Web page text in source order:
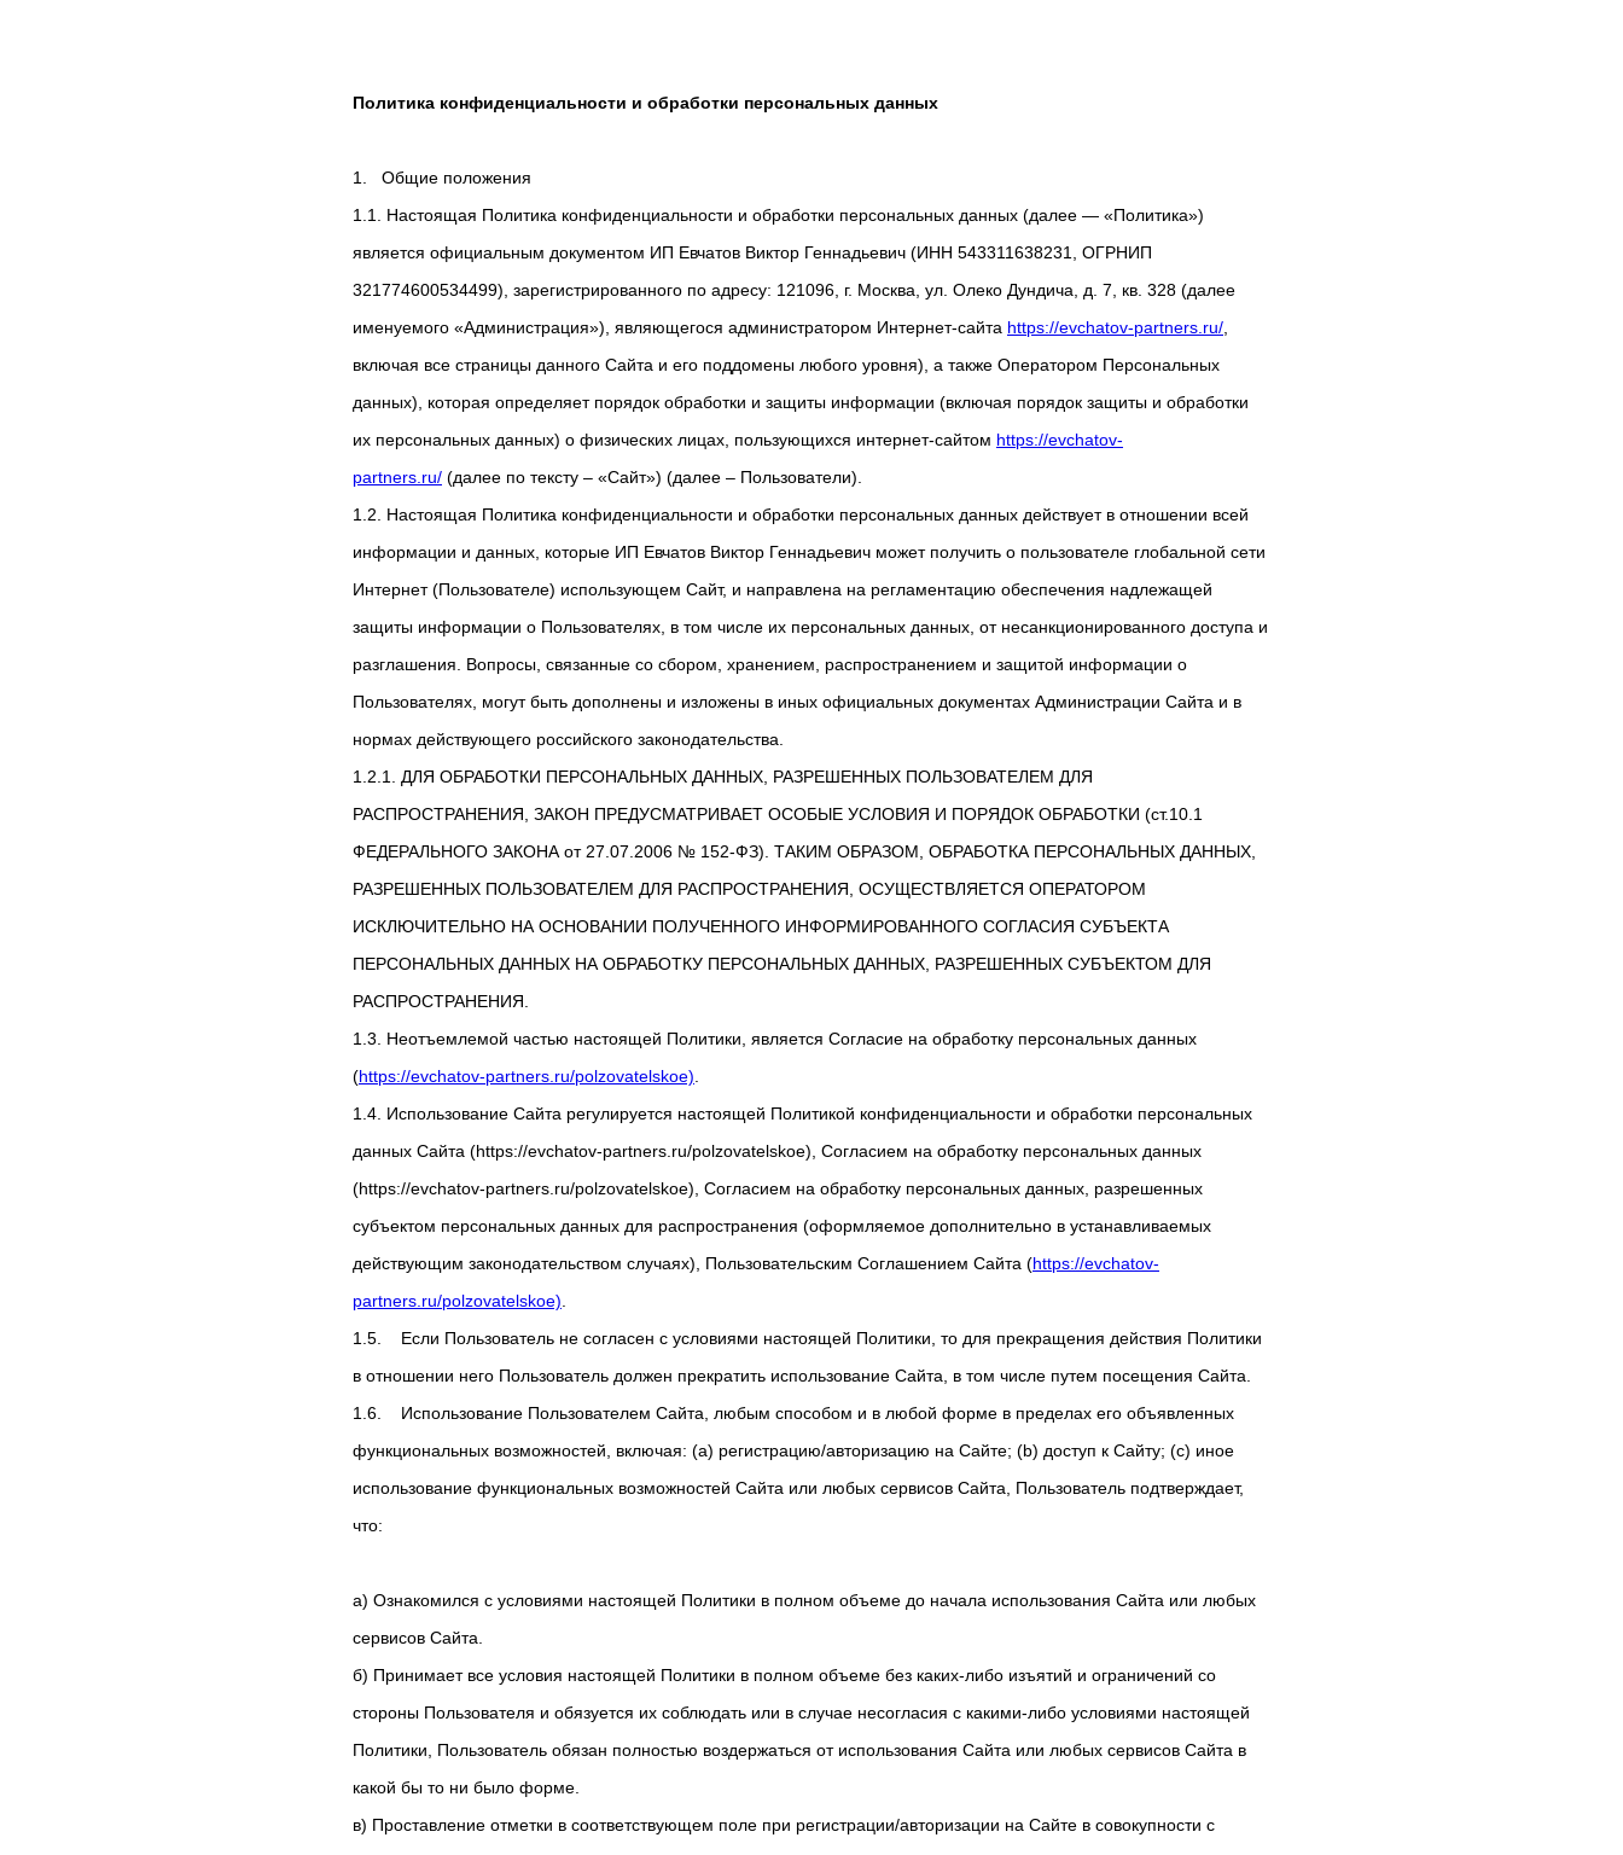
Политика конфиденциальности и обработки персональных данных
1. Общие положения
1.1. Настоящая Политика конфиденциальности и обработки персональных данных (далее — «Политика»)
является официальным документом ИП Евчатов Виктор Геннадьевич (ИНН 543311638231, ОГРНИП
321774600534499), зарегистрированного по адресу: 121096, г. Москва, ул. Олеко Дундича, д. 7, кв. 328 (далее
именуемого «Администрация»), являющегося администратором Интернет-сайта https://evchatov-partners.ru/
включая все страницы данного Сайта и его поддомены любого уровня), а также Оператором Персональных
данных), которая определяет порядок обработки и защиты информации (включая порядок защиты и обработки
их персональных данных) о физических лицах, пользующихся интернет-сайтом https://evchatov-
partners.ru/ (далее по тексту – «Сайт») (далее – Пользователи).
1.2. Настоящая Политика конфиденциальности и обработки персональных данных действует в отношении всей
информации и данных, которые ИП Евчатов Виктор Геннадьевич может получить о пользователе глобальной сети
Интернет (Пользователе) использующем Сайт, и направлена на регламентацию обеспечения надлежащей
защиты информации о Пользователях, в том числе их персональных данных, от несанкционированного доступа и
разглашения. Вопросы, связанные со сбором, хранением, распространением и защитой информации о
Пользователях, могут быть дополнены и изложены в иных официальных документах Администрации Сайта и в
нормах действующего российского законодательства.
1.2.1. ДЛЯ ОБРАБОТКИ ПЕРСОНАЛЬНЫХ ДАННЫХ, РАЗРЕШЕННЫХ ПОЛЬЗОВАТЕЛЕМ ДЛЯ
РАСПРОСТРАНЕНИЯ, ЗАКОН ПРЕДУСМАТРИВАЕТ ОСОБЫЕ УСЛОВИЯ И ПОРЯДОК ОБРАБОТКИ (ст.10.1
ФЕДЕРАЛЬНОГО ЗАКОНА от 27.07.2006 № 152-ФЗ). ТАКИМ ОБРАЗОМ, ОБРАБОТКА ПЕРСОНАЛЬНЫХ ДАННЫХ,
РАЗРЕШЕННЫХ ПОЛЬЗОВАТЕЛЕМ ДЛЯ РАСПРОСТРАНЕНИЯ, ОСУЩЕСТВЛЯЕТСЯ ОПЕРАТОРОМ
ИСКЛЮЧИТЕЛЬНО НА ОСНОВАНИИ ПОЛУЧЕННОГО ИНФОРМИРОВАННОГО СОГЛАСИЯ СУБЪЕКТА
ПЕРСОНАЛЬНЫХ ДАННЫХ НА ОБРАБОТКУ ПЕРСОНАЛЬНЫХ ДАННЫХ, РАЗРЕШЕННЫХ СУБЪЕКТОМ ДЛЯ
РАСПРОСТРАНЕНИЯ.
1.3. Неотъемлемой частью настоящей Политики, является Согласие на обработку персональных данных
(https://evchatov-partners.ru/polzovatelskoe)
1.4. Использование Сайта регулируется настоящей Политикой конфиденциальности и обработки персональных
данных Сайта (https://evchatov-partners.ru/polzovatelskoe), Согласием на обработку персональных данных
(https://evchatov-partners.ru/polzovatelskoe), Согласием на обработку персональных данных, разрешенных
субъектом персональных данных для распространения (оформляемое дополнительно в устанавливаемых
действующим законодательством случаях), Пользовательским Соглашением Сайта (https://evchatov-
partners.ru/polzovatelskoe)
1.5. Если Пользователь не согласен с условиями настоящей Политики, то для прекращения действия Политики
в отношении него Пользователь должен прекратить использование Сайта, в том числе путем посещения Сайта.
1.6. Использование Пользователем Сайта, любым способом и в любой форме в пределах его объявленных
функциональных возможностей, включая: (а) регистрацию/авторизацию на Сайте; (b) доступ к Сайту; (c) иное
использование функциональных возможностей Сайта или любых сервисов Сайта, Пользователь подтверждает,
что:
а) Ознакомился с условиями настоящей Политики в полном объеме до начала использования Сайта или любых
сервисов Сайта.
б) Принимает все условия настоящей Политики в полном объеме без каких-либо изъятий и ограничений со
стороны Пользователя и обязуется их соблюдать или в случае несогласия с какими-либо условиями настоящей
Политики, Пользователь обязан полностью воздержаться от использования Сайта или любых сервисов Сайта в
какой бы то ни было форме.
в) Проставление отметки в соответствующем поле при регистрации/авторизации на Сайте в совокупности с